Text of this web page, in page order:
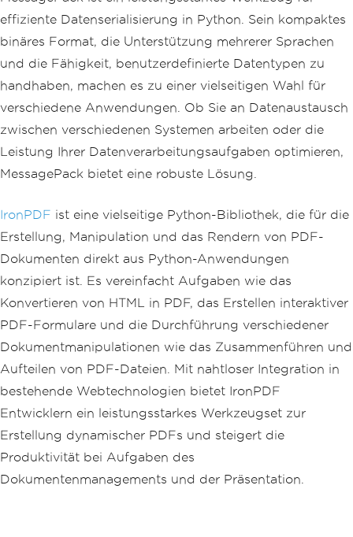
effiziente Datenserialisierung in Python. Sein kompaktes
binäres Format, die Unterstützung mehrerer Sprachen
und die Fähigkeit, benutzerdefinierte Datentypen zu
handhaben, machen es zu einer vielseitigen Wahl für
verschiedene Anwendungen. Ob Sie an Datenaustausch
zwischen verschiedenen Systemen arbeiten oder die
Leistung Ihrer Datenverarbeitungsaufgaben optimieren,
MessagePack bietet eine robuste Lösung.
IronPDF ist eine vielseitige Python-Bibliothek, die für die
Erstellung, Manipulation und das Rendern von PDF-
Dokumenten direkt aus Python-Anwendungen
konzipiert ist. Es vereinfacht Aufgaben wie das
Konvertieren von HTML in PDF, das Erstellen interaktiver
PDF-Formulare und die Durchführung verschiedener
Dokumentmanipulationen wie das Zusammenführen und
Aufteilen von PDF-Dateien. Mit nahtloser Integration in
bestehende Webtechnologien bietet IronPDF
Entwicklern ein leistungsstarkes Werkzeugset zur
Erstellung dynamischer PDFs und steigert die
Produktivität bei Aufgaben des
Dokumentenmanagements und der Präsentation.